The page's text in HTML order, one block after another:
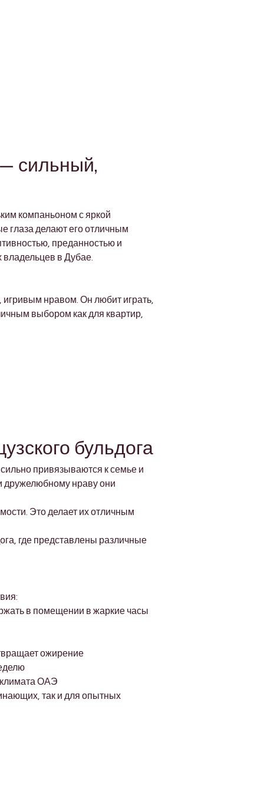
сильный,
компаньоном с яркой
глаза делают его отличным
преданностью и
в Дубае.
игривым нравом. Он любит играть,
выбором как для квартир,
бульдога
привязываются к семье и
дружелюбному нраву они
Это делает их отличным
где представлены различные
в помещении в жаркие часы
ожирение
климата ОАЭ
так и для опытных